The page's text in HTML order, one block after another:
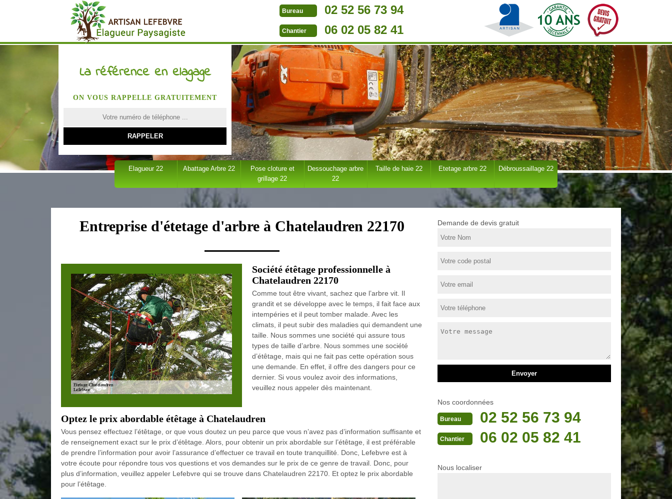
Bureau 02 52 56 73 94
Chantier 06 02 05 82 41
La référence en elagage
ON VOUS RAPPELLE GRATUITEMENT
Elagueur 22 Abattage Arbre 22
Pose cloture et
grillage 22
Dessouchage arbre
22
Taille de haie 22 Etetage arbre 22 Débroussaillage 22
Entreprise d'étetage d'arbre à Chatelaudren 22170
Société étêtage professionnelle à
Chatelaudren 22170
Comme tout être vivant, sachez que l’arbre vit. Il
grandit et se développe avec le temps, il fait face aux
intempéries et il peut tomber malade. Avec les
climats, il peut subir des maladies qui demandent une
taille. Nous sommes une société qui assure tous
types de taille d’arbre. Nous sommes une société
d’étêtage, mais qui ne fait pas cette opération sous
une demande. En effet, il offre des dangers pour ce
dernier. Si vous voulez avoir des informations,
veuillez nous appeler dès maintenant.
Optez le prix abordable étêtage à Chatelaudren
Vous pensez effectuez l’étêtage, or que vous doutez un peu parce que vous n’avez pas d’information suffisante et
de renseignement exact sur le prix d’étêtage. Alors, pour obtenir un prix abordable sur l’étêtage, il est préférable
de prendre l’information pour avoir l’assurance d’effectuer ce travail en toute tranquillité. Donc, Lefebvre est à
votre écoute pour répondre tous vos questions et vos demandes sur le prix de ce genre de travail. Donc, pour
plus d’information, veuillez appeler Lefebvre qui se trouve dans Chatelaudren 22170. Et optez le prix abordable
pour l’étêtage.
Demande de devis gratuit
Nos coordonnées
Bureau 02 52 56 73 94
Chantier 06 02 05 82 41
Nous localiser